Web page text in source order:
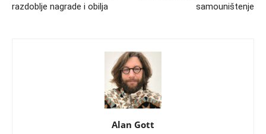
razdoblje nagrade i obilja
samouništenje
Alan Gott